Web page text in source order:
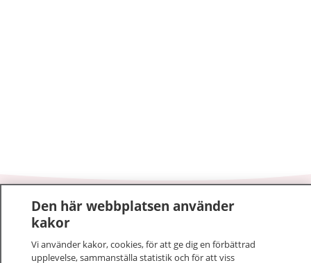
1177–tryggt om din hälsa och vård
På 1177.se får du råd om hälsa och information om
Den här webbplatsen använder
kakor
Vi använder kakor, cookies, för att ge dig en förbättrad
upplevelse, sammanställa statistik och för att viss